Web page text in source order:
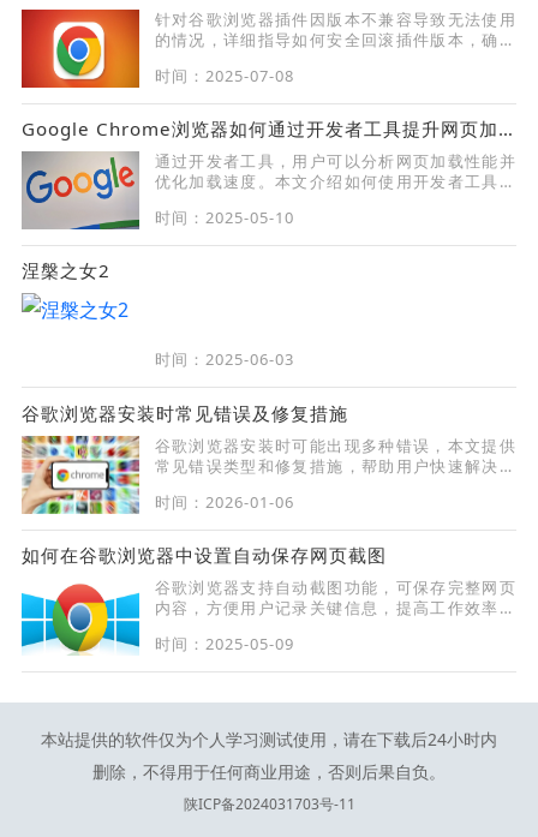
针对谷歌浏览器插件因版本不兼容导致无法使用
的情况，详细指导如何安全回滚插件版本，确保
时间：2025-07-08
Google Chrome浏览器如何通过开发者工具提升网页加载速度
通过开发者工具，用户可以分析网页加载性能并
优化加载速度。本文介绍如何使用开发者工具提
能。
时间：2025-05-10
涅槃之女2
时间：2025-06-03
谷歌浏览器安装时常见错误及修复措施
谷歌浏览器安装时可能出现多种错误，本文提供
常见错误类型和修复措施，帮助用户快速解决安
时间：2026-01-06
如何在谷歌浏览器中设置自动保存网页截图
谷歌浏览器支持自动截图功能，可保存完整网页
内容，方便用户记录关键信息，提高工作效率和
时间：2025-05-09
本站提供的软件仅为个人学习测试使用，请在下载后24小时内
删除，不得用于任何商业用途，否则后果自负。
陕ICP备2024031703号-11